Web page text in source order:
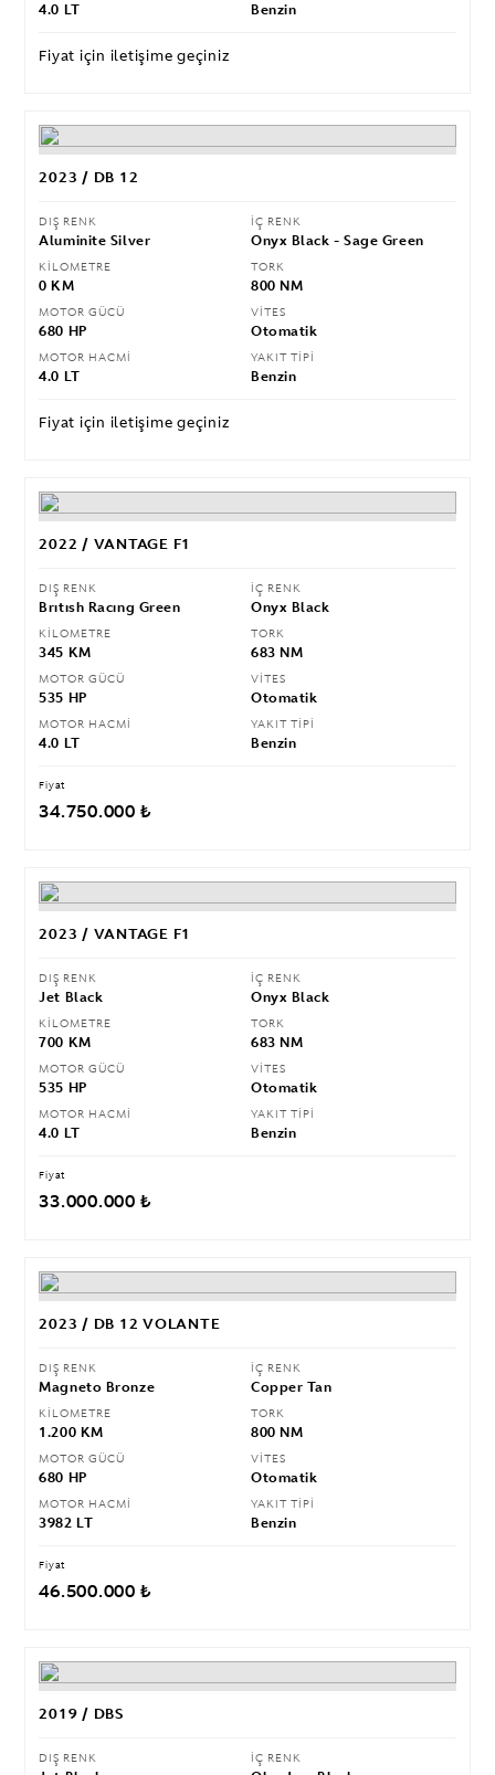
4.0 LT Benzin
Fiyat için iletişime geçiniz
2023 / DB 12
DIŞ RENK
Aluminite Silver
İÇ RENK
Onyx Black - Sage Green
KİLOMETRE
0 KM
TORK
800 NM
MOTOR GÜCÜ
680 HP
VİTES
Otomatik
MOTOR HACMİ
4.0 LT
YAKIT TİPİ
Benzin
Fiyat için iletişime geçiniz
2022 / VANTAGE F1
DIŞ RENK
Brıtısh Racıng Green
İÇ RENK
Onyx Black
KİLOMETRE
345 KM
TORK
683 NM
MOTOR GÜCÜ
535 HP
VİTES
Otomatik
MOTOR HACMİ
4.0 LT
YAKIT TİPİ
Benzin
Fiyat
34.750.000 ₺
2023 / VANTAGE F1
DIŞ RENK
Jet Black
İÇ RENK
Onyx Black
KİLOMETRE
700 KM
TORK
683 NM
MOTOR GÜCÜ
535 HP
VİTES
Otomatik
MOTOR HACMİ
4.0 LT
YAKIT TİPİ
Benzin
Fiyat
33.000.000 ₺
2023 / DB 12 VOLANTE
DIŞ RENK
Magneto Bronze
İÇ RENK
Copper Tan
KİLOMETRE
1.200 KM
TORK
800 NM
MOTOR GÜCÜ
680 HP
VİTES
Otomatik
MOTOR HACMİ
3982 LT
YAKIT TİPİ
Benzin
Fiyat
46.500.000 ₺
2019 / DBS
DIŞ RENK İÇ RENK